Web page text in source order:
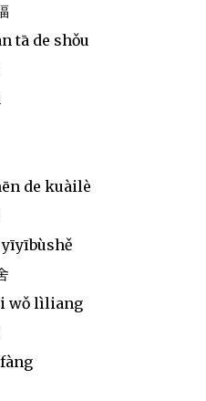
tā de shǒu
de kuàilè
wǒ lìliang